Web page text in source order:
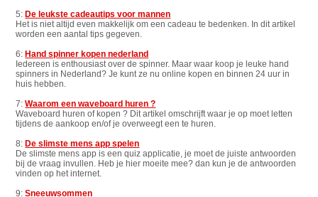
5:De leukste cadeautips voor mannen
Het is niet altijd even makkelijk om een cadeau te bedenken. In dit artikel
worden een aantal tips gegeven.
6:Hand spinner kopen nederland
Iedereen is enthousiast over de spinner. Maar waar koop je leuke hand
spinners in Nederland? Je kunt ze nu online kopen en binnen 24 uur in
huis hebben.
7:Waarom een waveboard huren ?
Waveboard huren of kopen ? Dit artikel omschrijft waar je op moet letten
tijdens de aankoop en/of je overweegt een te huren.
8:De slimste mens app spelen
De slimste mens app is een quiz applicatie, je moet de juiste antwoorden
bij de vraag invullen. Heb je hier moeite mee? dan kun je de antwoorden
vinden op het internet.
9:Sneeuwsommen